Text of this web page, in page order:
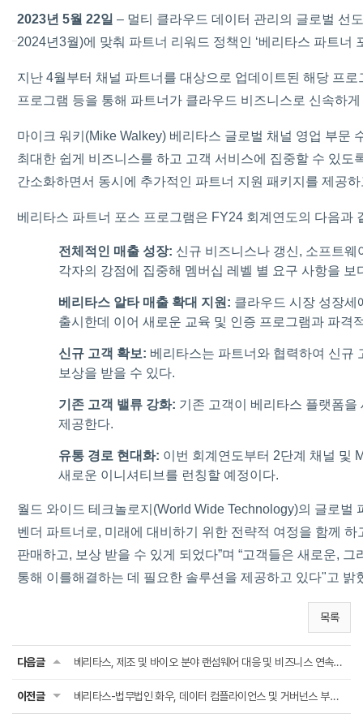
2023년 5월 22일 – 멀티 클라우드 데이터 관리의 글로벌 선
2024년3월)에 맞춰 파트너 리워드 정책인 ‘베리타스 파트
지난 4월부터 채널 파트너를 대상으로 업데이트된 해당 프
프로그램 등을 통해 파트너가 클라우드 비즈니스로 신속하
마이크 워키(Mike Walkey) 베리타스 글로벌 채널 영업 부문
최대한 쉽게 비즈니스를 하고 고객 서비스에 집중할 수 있도
간소화하면서 동시에 추가적인 파트너 지원 패키지를 제공
베리타스 파트너 포스 프로그램은 FY24 회계연도의 다음과
전체적인 매출 성장: 신규 비즈니스나 갱신, 소프트
각자의 강점에 집중해 멤버십 레벨 별 요구 사항을 보
베리타스 알타 매출 확대 지원: 클라우드 시장 성장세
출시한데 이어 새로운 교육 및 인증 프로그램과 파격
신규 고객 확보: 베리타스는 파트너와 협력하여 신규
보상을 받을 수 있다.
기존 고객 밸류 강화: 기존 고객이 베리타스 플랫폼
제공한다.
유통 경로 현대화: 이번 회계연도부터 2단계 채널 및
새로운 이니셔티브를 런칭할 예정이다.
월드 와이드 테크놀로지(World Wide Technology)의 글로
벤더 파트너로, 미래에 대비하기 위한 전략적 여정을 함께
판매하고, 보상 받을 수 있게 되었다”며 “고객들은 새로운,
통해 이를해결하는 데 필요한 솔루션을 제공하고 있다"고 밝
목록
다음글 베리타스, 제조 및 바이오 분야 랜섬웨어 대응 및 비즈니스 연속성 강화 사례 공개
이전글 베리타스-법무법인 화우, 데이터 컴플라이언스 및 거버넌스 부문 양해각서(MOU) 체결